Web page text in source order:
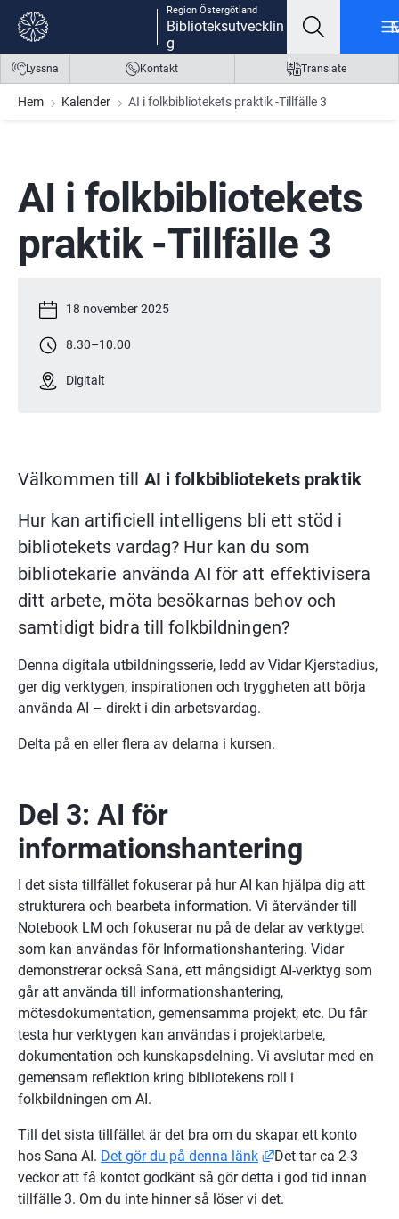
Gå till innehåll
Gå till meny
Gå till sidfot
Region Östergötland
Biblioteksutvecklin
g
Lyssna Kontakt Translate
Hem Kalender AI i folkbibliotekets praktik -Tillfälle 3
AI i folkbibliotekets
praktik -Tillfälle 3
18 november 2025
8.30–10.00
Digitalt
Välkommen till AI i folkbibliotekets praktik
Hur kan artificiell intelligens bli ett stöd i
bibliotekets vardag? Hur kan du som
bibliotekarie använda AI för att effektivisera
ditt arbete, möta besökarnas behov och
samtidigt bidra till folkbildningen?
Denna digitala utbildningsserie, ledd av Vidar Kjerstadius,
ger dig verktygen, inspirationen och tryggheten att börja
använda AI – direkt i din arbetsvardag.
Delta på en eller flera av delarna i kursen.
Del 3: AI för
informationshantering
I det sista tillfället fokuserar på hur AI kan hjälpa dig att
strukturera och bearbeta information. Vi återvänder till
Notebook LM och fokuserar nu på de delar av verktyget
som kan användas för Informationshantering. Vidar
demonstrerar också Sana, ett mångsidigt AI-verktyg som
går att använda till informationshantering,
mötesdokumentation, gemensamma projekt, etc. Du får
testa hur verktygen kan användas i projektarbete,
dokumentation och kunskapsdelning. Vi avslutar med en
gemensam reflektion kring bibliotekens roll i
folkbildningen om AI.
Till det sista tillfället är det bra om du skapar ett konto
hos Sana AI. Det gör du på denna länk Länk till annan
Det tar ca 2-3
veckor att få kontot godkänt så gör detta i god tid innan
tillfälle 3. Om du inte hinner så löser vi det.